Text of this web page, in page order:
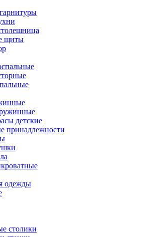
щиты
детские
принадлежности
одежды
столики